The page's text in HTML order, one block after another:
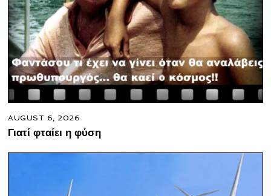
AUGUST 6, 2026
Γιατί φταίει η φύση